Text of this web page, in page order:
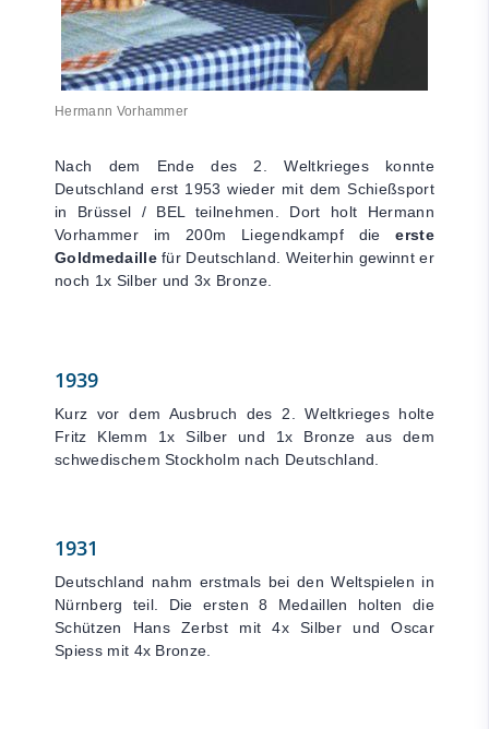
Hermann Vorhammer
Nach dem Ende des 2. Weltkrieges konnte
Deutschland erst 1953 wieder mit dem Schießsport
in Brüssel / BEL teilnehmen. Dort holt Hermann
Vorhammer im 200m Liegendkampf dieerste
Goldmedaillefür Deutschland. Weiterhin gewinnt er
noch 1x Silber und 3x Bronze.
1939
Kurz vor dem Ausbruch des 2. Weltkrieges holte
Fritz Klemm 1x Silber und 1x Bronze aus dem
schwedischem Stockholm nach Deutschland.
1931
Deutschland nahm erstmals bei den Weltspielen in
Nürnberg teil. Die ersten 8 Medaillen holten die
Schützen Hans Zerbst mit 4x Silber und Oscar
Spiess mit 4x Bronze.